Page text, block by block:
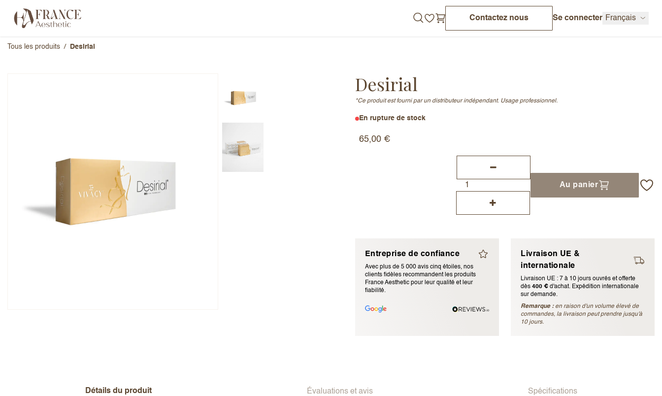
Contactez nous Se connecter Français
Tous les produits Desirial
Desirial
*Ce produit est fourni par un distributeur indépendant. Usage professionnel.
En rupture de stock
65,00 €
Au panier
Entreprise de confiance
Avec plus de 5 000 avis cinq étoiles, nos
clients fidèles recommandent les produits
France Aesthetic pour leur qualité et leur
fiabilité.
Livraison UE &
internationale
Livraison UE : 7 à 10 jours ouvrés et offerte
dès400 €d'achat. Expédition internationale
sur demande.
Remarque : en raison d'un volume élevé de
commandes, la livraison peut prendre jusqu'à
10 jours.
Détails du produit Évaluations et avis Spécifications
Desirial
Adresse e-mail (ne sera pas publiée)